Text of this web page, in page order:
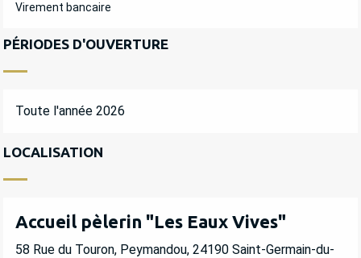
Virement bancaire
PÉRIODES D'OUVERTURE
Toute l'année 2026
LOCALISATION
Accueil pèlerin "Les Eaux Vives"
58 Rue du Touron, Peymandou, 24190 Saint-Germain-du-